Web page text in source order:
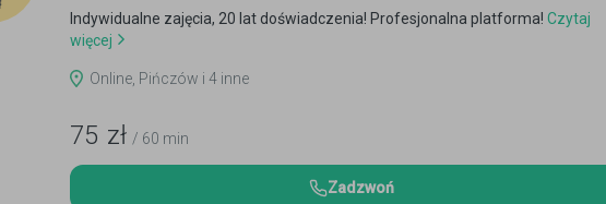
Indywidualne zajęcia, 20 lat doświadczenia! Profesjonalna platforma! Czytaj
więcej
Online, Pińczów i 4 inne
75 zł / 60 min
Zadzwoń